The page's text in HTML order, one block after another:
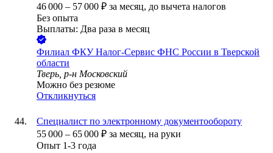
46 000 – 57 000 ₽ за месяц, до вычета налогов
Без опыта
Выплаты: Два раза в месяц
Филиал ФКУ Налог-Сервис ФНС России в Тверской
области
Тверь, р-н Московский
Можно без резюме
Откликнуться
Специалист по электронному документообороту
55 000 – 65 000 ₽ за месяц, на руки
Опыт 1-3 года